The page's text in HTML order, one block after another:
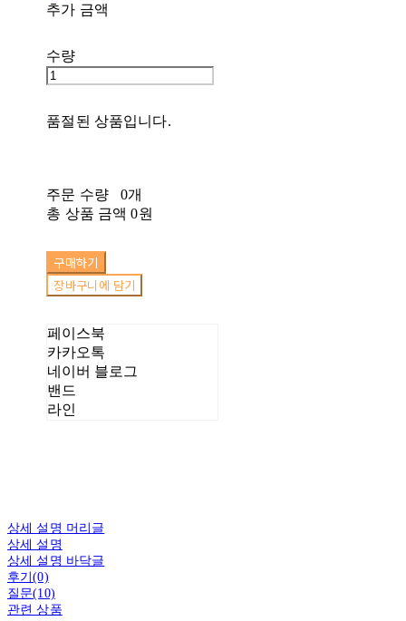
추가 금액
수량
품절된 상품입니다.
주문 수량
0개
총 상품 금액 0원
구매하기
장바구니에 담기
페이스북
카카오톡
네이버 블로그
밴드
라인
상세 설명 머리글
상세 설명
상세 설명 바닥글
후기(0)
질문(10)
관련 상품